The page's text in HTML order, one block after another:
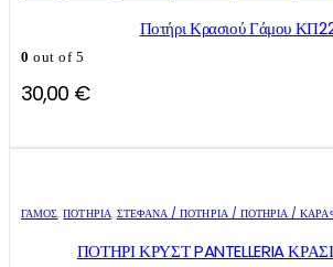
Ποτήρι Κρασιού Γάμου
0 out of 5
30,00 €
ΓΑΜΟΣ,ΠΟΤΉΡΙΑ, ΣΤΈΦΑΝΑ / ΠΟΤΉΡΙΑ / ΠΟΤΉΡΙΑ /
ΠΟΤΗΡΙ ΚΡΥΣΤ PANTELLERIA